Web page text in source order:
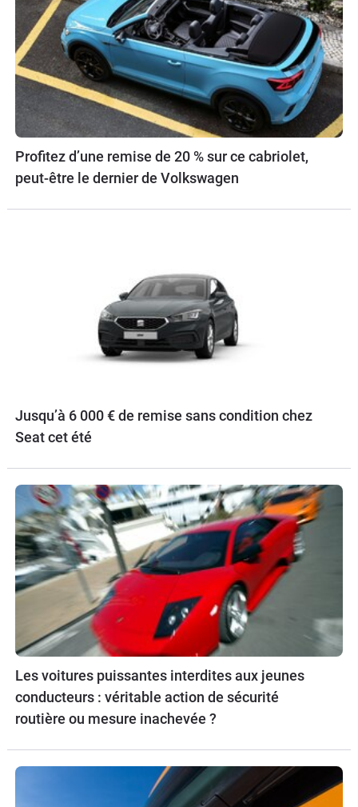
Profitez d’une remise de 20 % sur ce cabriolet,
peut-être le dernier de Volkswagen
Jusqu’à 6 000 € de remise sans condition chez
Seat cet été
Les voitures puissantes interdites aux jeunes
conducteurs : véritable action de sécurité
routière ou mesure inachevée ?